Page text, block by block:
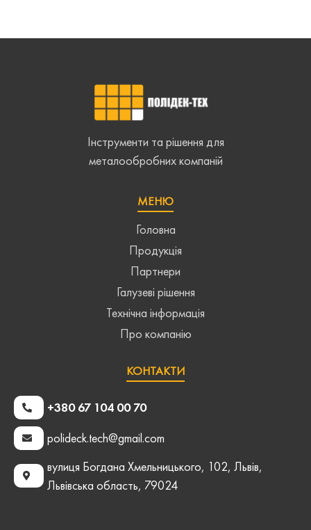
Інструменти та рішення для
металообробних компаній
МЕНЮ
Головна
Продукція
Партнери
Галузеві рішення
Технічна інформація
Про компанію
КОНТАКТИ
+380 67 104 00 70
polideck.tech@gmail.com
вулиця Богдана Хмельницького, 102, Львів,
Львівська область, 79024